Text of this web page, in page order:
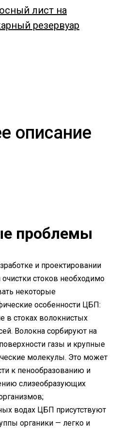
лист на
резервуар
описание
проблемы
и проектировании
очистки стоков необходимо
некоторые
особенности ЦБП:
в стоках волокнистых
Волокна сорбируют на
газы и крупные
молекулы. Это может
к пенообразованию и
слизеобразующих
водах ЦБП присутствуют
органики — легко и